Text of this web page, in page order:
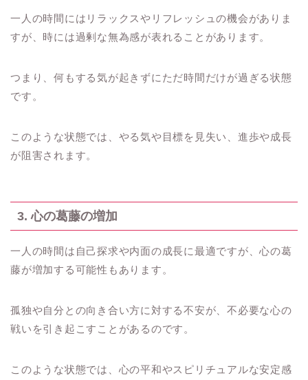
一人の時間にはリラックスやリフレッシュの機会がありま
すが、時には過剰な無為感が表れることがあります。
つまり、何もする気が起きずにただ時間だけが過ぎる状態
です。
このような状態では、やる気や目標を見失い、進歩や成長
が阻害されます。
3. 心の葛藤の増加
一人の時間は自己探求や内面の成長に最適ですが、心の葛
藤が増加する可能性もあります。
孤独や自分との向き合い方に対する不安が、不必要な心の
戦いを引き起こすことがあるのです。
このような状態では、心の平和やスピリチュアルな安定感